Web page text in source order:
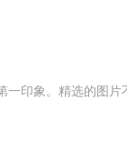
印象。精选的图